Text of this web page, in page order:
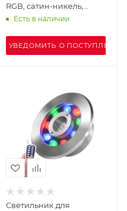
RGB, сатин-никель,
UG8309-1
Есть в наличии
УВЕДОМИТЬ О ПОСТУПЛЕНИИ
Светильник для